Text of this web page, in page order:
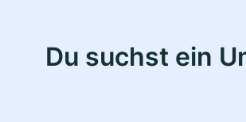
Du suchst ein